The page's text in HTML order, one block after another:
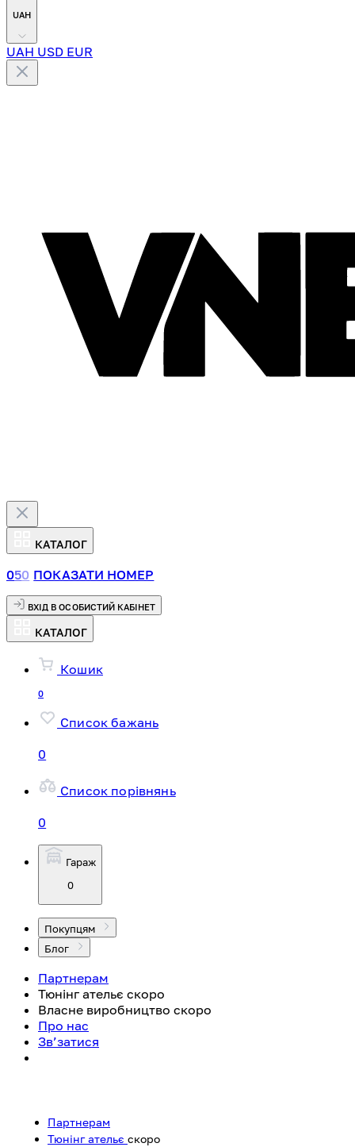
UAH
UAH USD EUR
КАТАЛОГ
050 ПОКАЗАТИ НОМЕР
ВХІД В ОСОБИСТИЙ КАБІНЕТ
КАТАЛОГ
Кошик
0
Список бажань
0
Список порівнянь
0
Гараж
0
Покупцям
Блог
Партнерам
Тюнінг ательє скоро
Власне виробництво скоро
Про нас
Зв’затися
Партнерам
Тюнінг ательє скоро